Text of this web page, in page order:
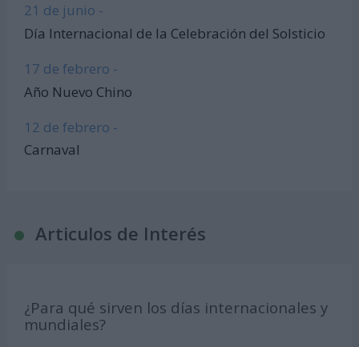
21 de junio -
Día Internacional de la Celebración del Solsticio
17 de febrero -
Año Nuevo Chino
12 de febrero -
Carnaval
Articulos de Interés
¿Para qué sirven los días internacionales y
mundiales?